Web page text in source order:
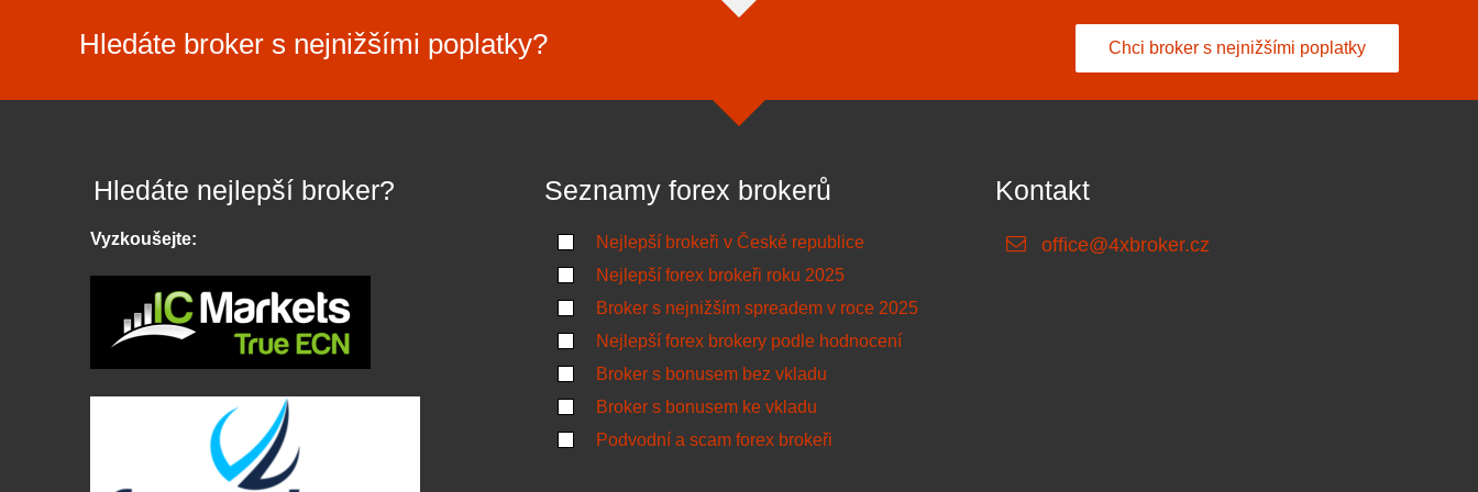
Hledáte broker s nejnižšími poplatky? Chci broker s nejnižšími poplatky
Hledáte nejlepší broker?
Vyzkoušejte:
Seznamy forex brokerů
Nejlepší brokeři v České republice
Nejlepší forex brokeři roku 2025
Broker s nejnižším spreadem v roce 2025
Nejlepší forex brokery podle hodnocení
Broker s bonusem bez vkladu
Broker s bonusem ke vkladu
Podvodní a scam forex brokeři
Kontakt
office@4xbroker.cz